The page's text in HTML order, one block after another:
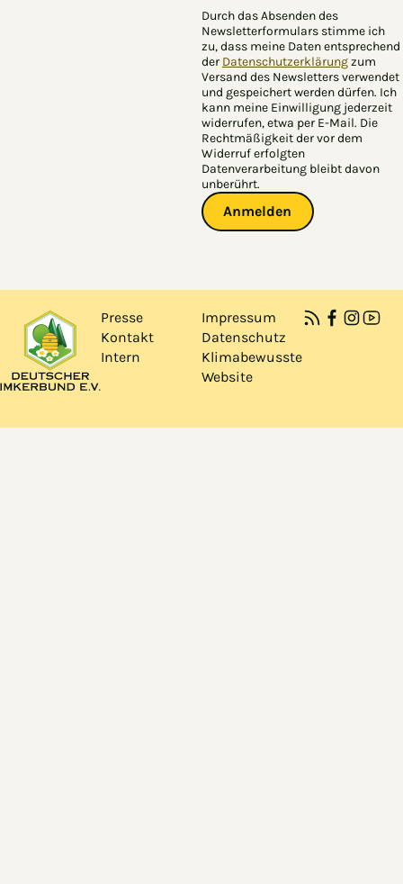
Durch das Absenden des
Newsletterformulars stimme ich
zu, dass meine Daten entsprechend
der Datenschutzerklärungzum
Versand des Newsletters verwendet
und gespeichert werden dürfen. Ich
kann meine Einwilligung jederzeit
widerrufen, etwa per E-Mail. Die
Rechtmäßigkeit der vor dem
Widerruf erfolgten
Datenverarbeitung bleibt davon
unberührt.
Anmelden
Presse
Kontakt
Intern
Impressum
Datenschutz
Klimabewusste
Website